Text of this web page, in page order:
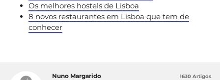
Os melhores hostels de Lisboa
8 novos restaurantes em Lisboa que tem de
conhecer
Nuno Margarido 1630 Artigos